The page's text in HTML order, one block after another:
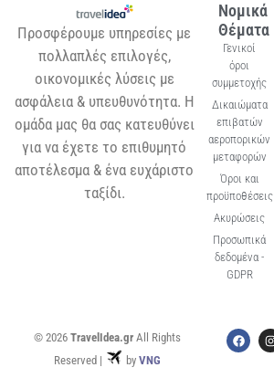
Προσφέρουμε υπηρεσίες με
πολλαπλές επιλογές,
οικονομικές λύσεις με
ασφάλεια & υπευθυνότητα. Η
ομάδα μας θα σας κατευθύνει
για να έχετε το επιθυμητό
αποτέλεσμα & ένα ευχάριστο
ταξίδι.
Νομικά
Θέματα
Γενικοί
όροι
συμμετοχής
Δικαιώματα
επιβατών
αεροπορικών
μεταφορών
Όροι και
προϋποθέσεις
Ακυρώσεις
Προσωπικά
δεδομένα -
GDPR
© 2026 TravelIdea.grAll Rights
Reserved |
by VNG